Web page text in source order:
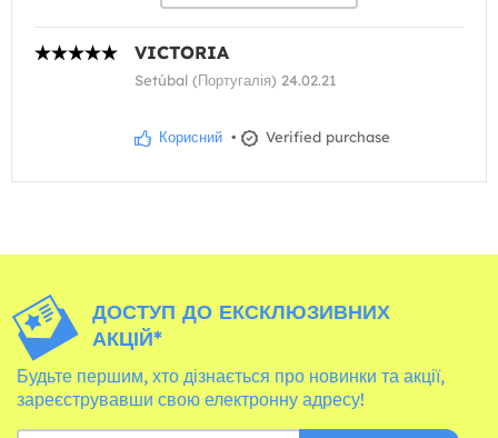
VICTORIA
Setúbal (Португалія) 24.02.21
Корисний • Verified purchase
ДОСТУП ДО ЕКСКЛЮЗИВНИХ
АКЦІЙ*
Будьте першим, хто дізнається про новинки та акції,
зареєструвавши свою електронну адресу!